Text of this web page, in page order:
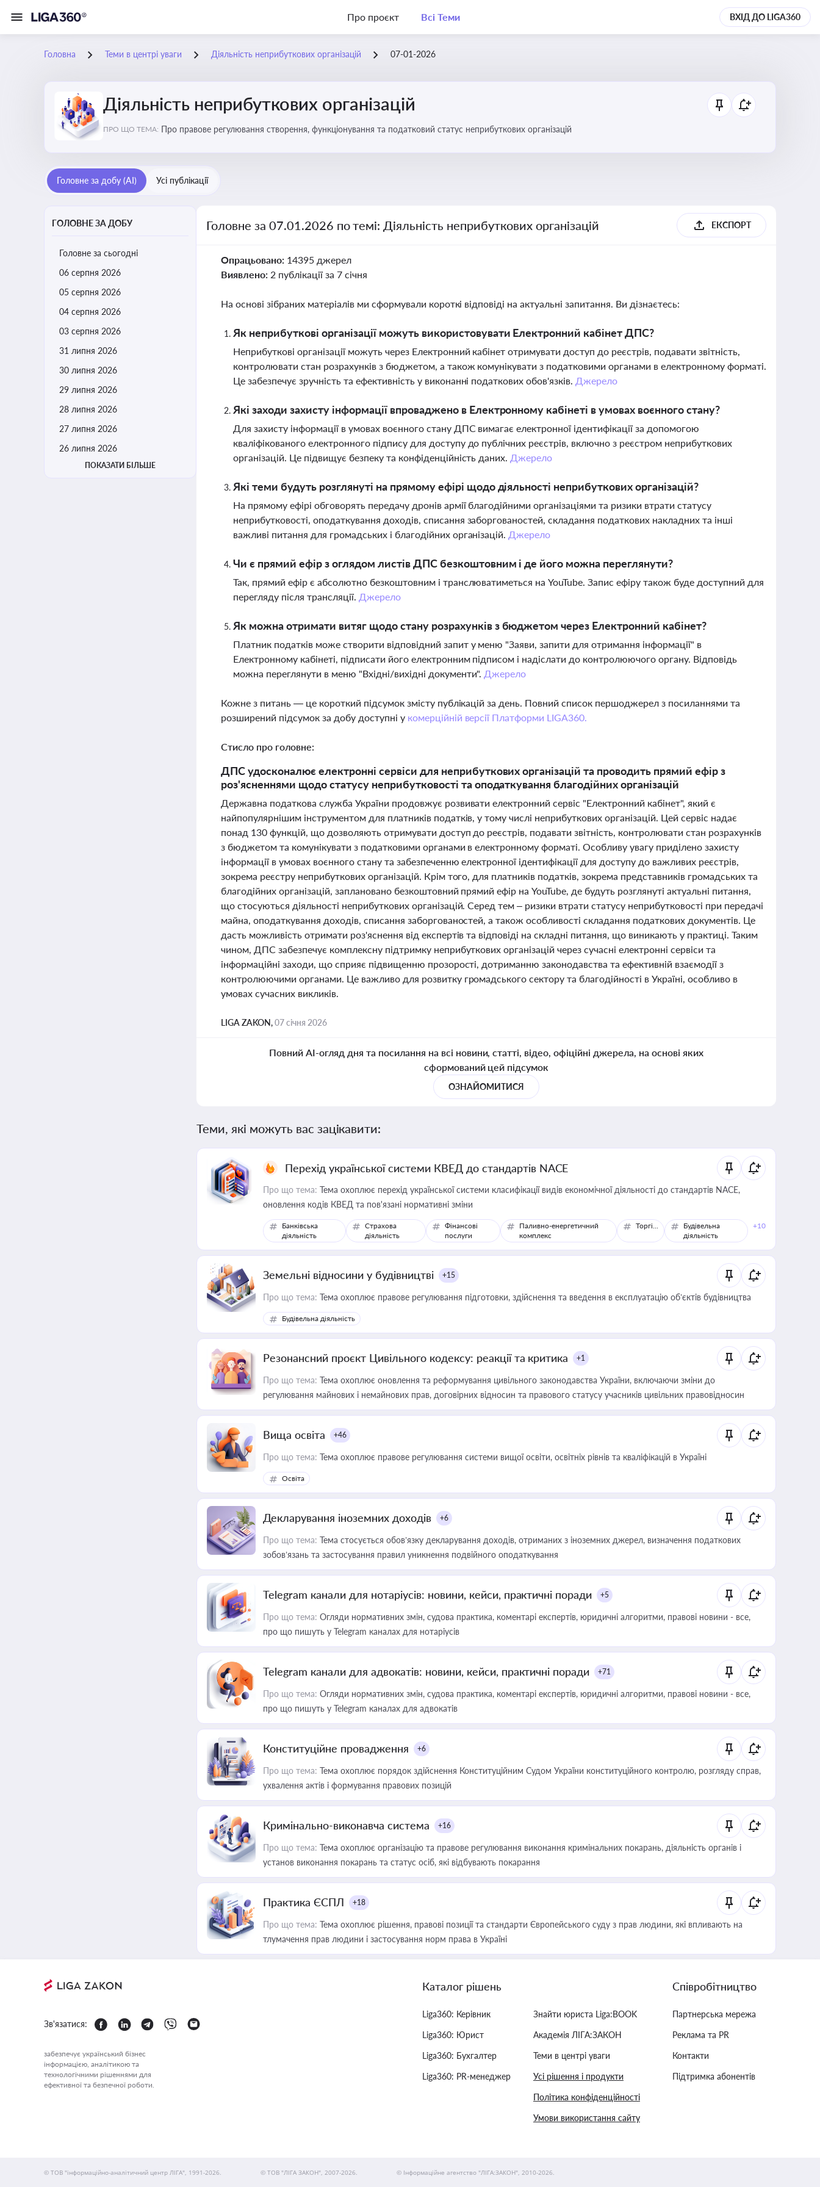
Про проєкт Всі Теми ВХІД ДО LIGA360
Головна Теми в центрі уваги Діяльність неприбуткових організацій 07-01-2026
Діяльність неприбуткових організацій
ПРО ЩО ТЕМА: Про правове регулювання створення, функціонування та податковий статус неприбуткових організацій
Головне за добу (AI) Усі публікації
ГОЛОВНЕ ЗА ДОБУ
Головне за сьогодні
06 серпня 2026
05 серпня 2026
04 серпня 2026
03 серпня 2026
31 липня 2026
30 липня 2026
29 липня 2026
28 липня 2026
27 липня 2026
26 липня 2026
ПОКАЗАТИ БІЛЬШЕ
Головне за 07.01.2026 по темі: Діяльність неприбуткових організацій ЕКСПОРТ
Опрацьовано: 14395 джерел
Виявлено: 2 публікації за 7 січня
На основі зібраних матеріалів ми сформували короткі відповіді на актуальні запитання. Ви дізнаєтесь:
Як неприбуткові організації можуть використовувати Електронний кабінет ДПС?
Неприбуткові організації можуть через Електронний кабінет отримувати доступ до реєстрів, подавати звітність,
контролювати стан розрахунків з бюджетом, а також комунікувати з податковими органами в електронному форматі.
Це забезпечує зручність та ефективність у виконанні податкових обов'язків. Джерело
Які заходи захисту інформації впроваджено в Електронному кабінеті в умовах воєнного стану?
Для захисту інформації в умовах воєнного стану ДПС вимагає електронної ідентифікації за допомогою
кваліфікованого електронного підпису для доступу до публічних реєстрів, включно з реєстром неприбуткових
організацій. Це підвищує безпеку та конфіденційність даних. Джерело
Які теми будуть розглянуті на прямому ефірі щодо діяльності неприбуткових організацій?
На прямому ефірі обговорять передачу дронів армії благодійними організаціями та ризики втрати статусу
неприбутковості, оподаткування доходів, списання заборгованостей, складання податкових накладних та інші
важливі питання для громадських і благодійних організацій. Джерело
Чи є прямий ефір з оглядом листів ДПС безкоштовним і де його можна переглянути?
Так, прямий ефір є абсолютно безкоштовним і транслюватиметься на YouTube. Запис ефіру також буде доступний для
перегляду після трансляції. Джерело
Як можна отримати витяг щодо стану розрахунків з бюджетом через Електронний кабінет?
Платник податків може створити відповідний запит у меню "Заяви, запити для отримання інформації" в
Електронному кабінеті, підписати його електронним підписом і надіслати до контролюючого органу. Відповідь
можна переглянути в меню "Вхідні/вихідні документи". Джерело
Кожне з питань — це короткий підсумок змісту публікацій за день. Повний список першоджерел з посиланнями та
розширений підсумок за добу доступні у комерційній версії Платформи LIGA360.
Стисло про головне:
ДПС удосконалює електронні сервіси для неприбуткових організацій та проводить прямий ефір з
роз'ясненнями щодо статусу неприбутковості та оподаткування благодійних організацій
Державна податкова служба України продовжує розвивати електронний сервіс "Електронний кабінет", який є
найпопулярнішим інструментом для платників податків, у тому числі неприбуткових організацій. Цей сервіс надає
понад 130 функцій, що дозволяють отримувати доступ до реєстрів, подавати звітність, контролювати стан розрахунків
з бюджетом та комунікувати з податковими органами в електронному форматі. Особливу увагу приділено захисту
інформації в умовах воєнного стану та забезпеченню електронної ідентифікації для доступу до важливих реєстрів,
зокрема реєстру неприбуткових організацій. Крім того, для платників податків, зокрема представників громадських та
благодійних організацій, заплановано безкоштовний прямий ефір на YouTube, де будуть розглянуті актуальні питання,
що стосуються діяльності неприбуткових організацій. Серед тем – ризики втрати статусу неприбутковості при передачі
майна, оподаткування доходів, списання заборгованостей, а також особливості складання податкових документів. Це
дасть можливість отримати роз'яснення від експертів та відповіді на складні питання, що виникають у практиці. Таким
чином, ДПС забезпечує комплексну підтримку неприбуткових організацій через сучасні електронні сервіси та
інформаційні заходи, що сприяє підвищенню прозорості, дотриманню законодавства та ефективній взаємодії з
контролюючими органами. Це важливо для розвитку громадського сектору та благодійності в Україні, особливо в
умовах сучасних викликів.
LIGA ZAKON,07 січня 2026
Повний AI-огляд дня та посилання на всі новини, статті, відео, офіційні джерела, на основі яких
сформований цей підсумок
ОЗНАЙОМИТИСЯ
Теми, які можуть вас зацікавити:
Перехід української системи КВЕД до стандартів NACE
Про що тема: Тема охоплює перехід української системи класифікації видів економічної діяльності до стандартів NACE,
оновлення кодів КВЕД та пов'язані нормативні зміни
Банківська
діяльність
Страхова
діяльність
Фінансові
послуги
Паливно-енергетичний
комплекс
Торгівля
Будівельна
діяльність
+10
Земельні відносини у будівництві +15
Про що тема: Тема охоплює правове регулювання підготовки, здійснення та введення в експлуатацію об’єктів будівництва
Будівельна діяльність
Резонансний проєкт Цивільного кодексу: реакції та критика +1
Про що тема: Тема охоплює оновлення та реформування цивільного законодавства України, включаючи зміни до
регулювання майнових і немайнових прав, договірних відносин та правового статусу учасників цивільних правовідносин
Вища освіта +46
Про що тема: Тема охоплює правове регулювання системи вищої освіти, освітніх рівнів та кваліфікацій в Україні
Освіта
Декларування іноземних доходів +6
Про що тема: Тема стосується обов’язку декларування доходів, отриманих з іноземних джерел, визначення податкових
зобов’язань та застосування правил уникнення подвійного оподаткування
Telegram канали для нотаріусів: новини, кейси, практичні поради +5
Про що тема: Огляди нормативних змін, судова практика, коментарі експертів, юридичні алгоритми, правові новини - все,
про що пишуть у Telegram каналах для нотаріусів
Telegram канали для адвокатів: новини, кейси, практичні поради +71
Про що тема: Огляди нормативних змін, судова практика, коментарі експертів, юридичні алгоритми, правові новини - все,
про що пишуть у Telegram каналах для адвокатів
Конституційне провадження +6
Про що тема: Тема охоплює порядок здійснення Конституційним Судом України конституційного контролю, розгляду справ,
ухвалення актів і формування правових позицій
Кримінально-виконавча система +16
Про що тема: Тема охоплює організацію та правове регулювання виконання кримінальних покарань, діяльність органів і
установ виконання покарань та статус осіб, які відбувають покарання
Практика ЄСПЛ +18
Про що тема: Тема охоплює рішення, правові позиції та стандарти Європейського суду з прав людини, які впливають на
тлумачення прав людини і застосування норм права в Україні
Зв'язатися:
забезпечує український бізнес
інформацією, аналітикою та
технологічними рішеннями для
ефективної та безпечної роботи.
Каталог рішень
Liga360: Керівник
Liga360: Юрист
Liga360: Бухгалтер
Liga360: PR-менеджер
Знайти юриста Liga:BOOK
Академія ЛІГА:ЗАКОН
Теми в центрі уваги
Усі рішення і продукти
Політика конфіденційності
Умови використання сайту
Співробітництво
Партнерська мережа
Реклама та PR
Контакти
Підтримка абонентів
© ТОВ "інформаційно-аналітичний центр ЛІГА", 1991-2026. © ТОВ "ЛІГА ЗАКОН", 2007-2026. © Інформаційне агентство "ЛІГА:ЗАКОН", 2010-2026.